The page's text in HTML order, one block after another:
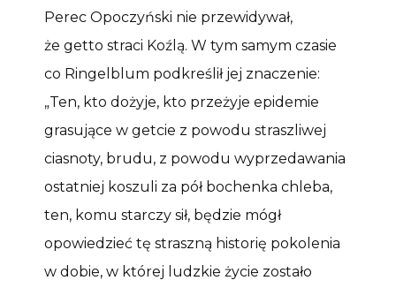
Perec Opoczyński nie przewidywał,
że getto straci Koźlą. W tym samym czasie
co Ringelblum podkreślił jej znaczenie:
„Ten, kto dożyje, kto przeżyje epidemie
grasujące w getcie z powodu straszliwej
ciasnoty, brudu, z powodu wyprzedawania
ostatniej koszuli za pół bochenka chleba,
ten, komu starczy sił, będzie mógł
opowiedzieć tę straszną historię pokolenia
w dobie, w której ludzkie życie zostało